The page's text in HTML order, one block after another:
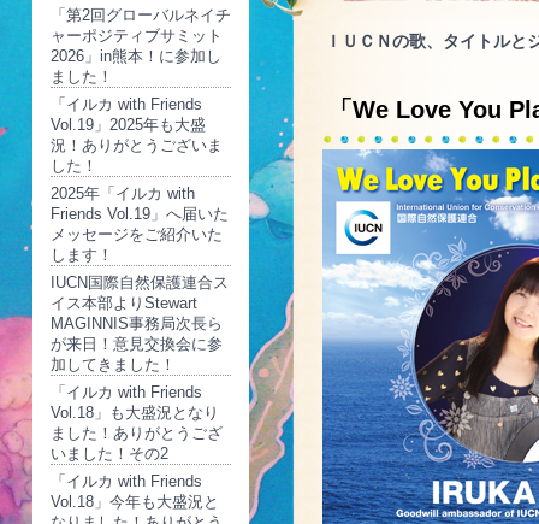
「第2回グローバルネイチ
ャーポジティブサミット
2026」in熊本！に参加し
ました！
「イルカ with Friends
Vol.19」2025年も大盛
況！ありがとうございま
した！
2025年「イルカ with
Friends Vol.19」へ届いた
メッセージをご紹介いた
します！
IUCN国際自然保護連合ス
イス本部よりStewart
MAGINNIS事務局次長ら
が来日！意見交換会に参
加してきました！
「イルカ with Friends
Vol.18」も大盛況となり
ました！ありがとうござ
いました！その2
「イルカ with Friends
Vol.18」今年も大盛況と
ＩＵＣＮの歌、タイトルと
「We Love You